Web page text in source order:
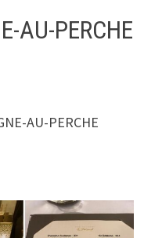
AU-PERCHE
AU-PERCHE